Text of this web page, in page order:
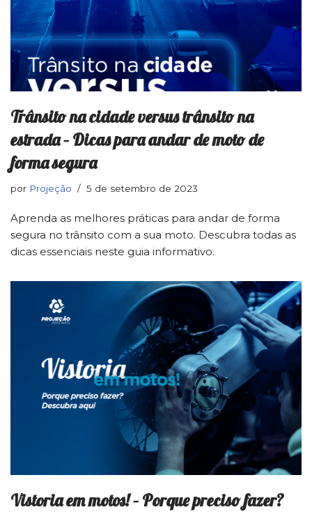
Trânsito na cidade versus trânsito na
estrada – Dicas para andar de moto de
forma segura
por Projeção 5 de setembro de 2023
Aprenda as melhores práticas para andar de forma
segura no trânsito com a sua moto. Descubra todas as
dicas essenciais neste guia informativo.
Vistoria em motos! – Porque preciso fazer?